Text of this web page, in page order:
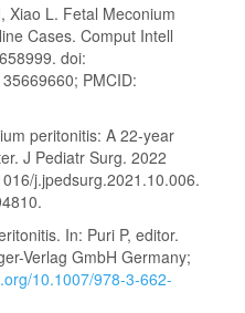
Xiao L. Fetal Meconium
Cases. Comput Intell
doi:
PMCID:
peritonitis: A 22-year
J Pediatr Surg. 2022
j.jpedsurg.2021.10.006.
In: Puri P, editor.
Verlag GmbH Germany;
10.1007/978-3-662-